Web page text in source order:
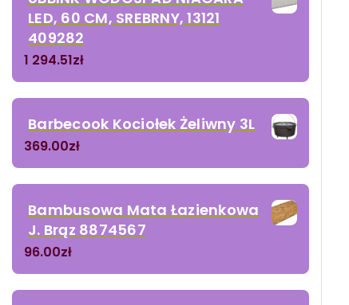
LED, 60 CM, SREBRNY, 13121
409282
1 294.51zł
Barbecook Kociołek Żeliwny 3L
369.00zł
Bambusowa Mata Łazienkowa
J. Brąz 8874567
96.00zł